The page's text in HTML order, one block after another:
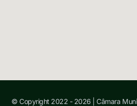
© Copyright 2022 - 2026 | Câmara